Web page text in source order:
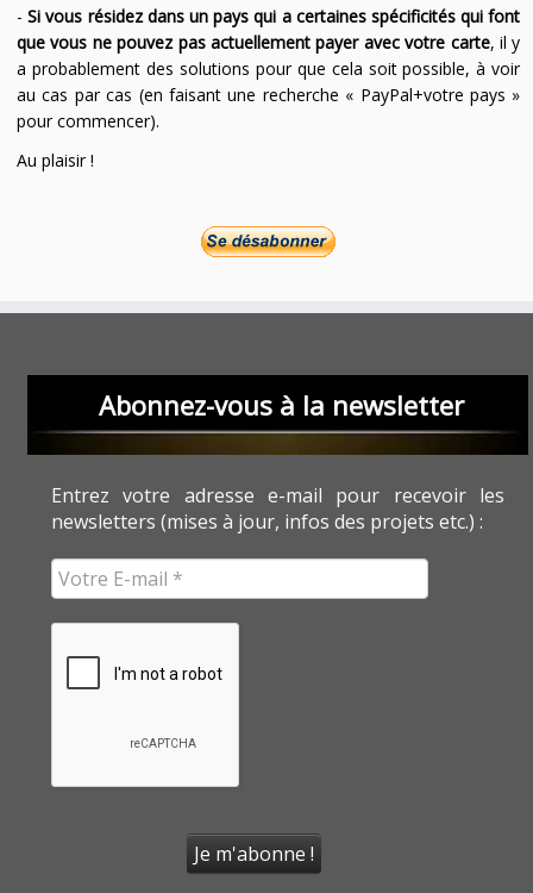
-Si vous résidez dans un pays qui a certaines spécificités qui font
que vous ne pouvez pas actuellement payer avec votre carte, il y
a probablement des solutions pour que cela soit possible, à voir
au cas par cas (en faisant une recherche « PayPal+votre pays »
pour commencer).
Au plaisir !
Abonnez-vous à la newsletter
Entrez votre adresse e-mail pour recevoir les
newsletters (mises à jour, infos des projets etc.) :